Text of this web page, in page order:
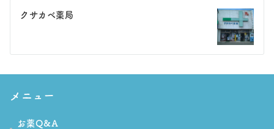
ゲ
シ
ョ
ン
クサカベ薬局
メニュー
お薬Q&A